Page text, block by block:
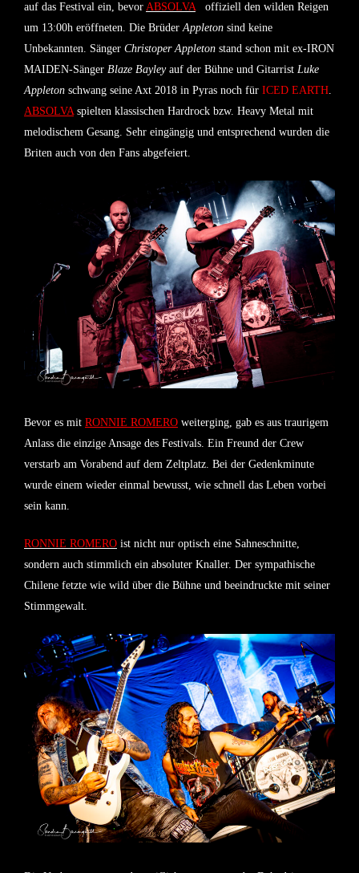
auf das Festival ein, bevor ABSOLVAoffiziell den wilden Reigen
um 13:00h eröffneten. Die BrüderAppleton sind keine
Unbekannten. Sänger Christoper Appleton stand schon mit ex-IRON
MAIDEN-Sänger Blaze Bayleyauf der Bühne und Gitarrist Luke
Appleton schwang seine Axt 2018 in Pyras noch für ICED EARTH.
ABSOLVAspielten klassischen Hardrock bzw. Heavy Metal mit
melodischem Gesang. Sehr eingängig und entsprechend wurden die
Briten auch von den Fans abgefeiert.
Bevor es mit RONNIE ROMERO weiterging, gab es aus traurigem
Anlass die einzige Ansage des Festivals. Ein Freund der Crew
verstarb am Vorabend auf dem Zeltplatz. Bei der Gedenkminute
wurde einem wieder einmal bewusst, wie schnell das Leben vorbei
sein kann.
RONNIE ROMERO ist nicht nur optisch eine Sahneschnitte,
sondern auch stimmlich ein absoluter Knaller. Der sympathische
Chilene fetzte wie wild über die Bühne und beeindruckte mit seiner
Stimmgewalt.